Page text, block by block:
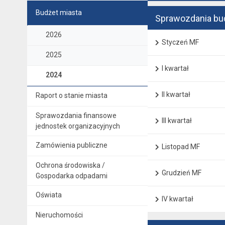
Budżet miasta
2026
2025
2024
Raport o stanie miasta
Sprawozdania finansowe
jednostek organizacyjnych
Zamówienia publiczne
Ochrona środowiska /
Gospodarka odpadami
Oświata
Nieruchomości
Sprawozdania
Styczeń MF
I kwartał
II kwartał
III kwartał
Listopad MF
Grudzień MF
IV kwartał